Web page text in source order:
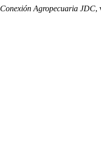
Conexión Agropecuaria JDC,